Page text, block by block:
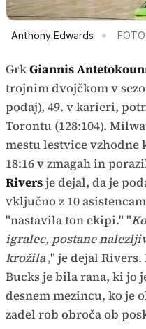
Anthony Edwards
GrkGiannis
trojnim dvojčkom v
podaj), 49. v karieri,
Torontu (128:104).
mestu lestvice vzhodne
18:16 v zmagah in
Riversje dejal, da je
vključno z 10
"nastavila ton ekipi." "
igralec, postane
krožila," je dejal
Bucks je bila rana, ki jo
desnem mezincu, ko je
zadel rob obroča ob